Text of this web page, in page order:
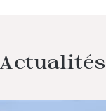
Actualités